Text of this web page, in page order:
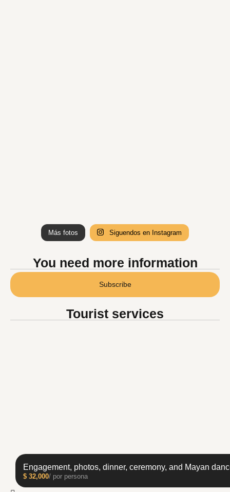
Más fotos Siguendos en Instagram
You need more information
Subscribe
Tourist services
Engagement, photos, dinner, ceremony, and Mayan
$ 32,000/ por persona